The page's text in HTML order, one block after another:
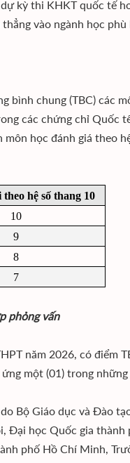
kỳ thi KHKT quốc tế
vào ngành học
bình chung (TBC) các
các chứng chỉ Quốc
học đánh giá theo
hệ số thang 10
10
9
8
7
phỏng vấn
năm 2026, có điểm
một (01) trong những
Bộ Giáo dục và Đào
Đại học Quốc gia
phố Hồ Chí Minh,